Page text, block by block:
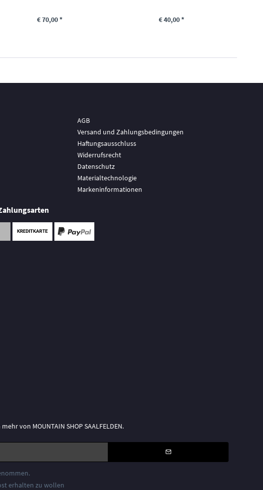
€ 70,00 * € 40,00 *
AGB
Versand und Zahlungsbedingungen
Haftungsausschluss
Widerrufsrecht
Datenschutz
Materialtechnologie
Markeninformationen
von MOUNTAIN SHOP SAALFELDEN.
erhalten zu wollen